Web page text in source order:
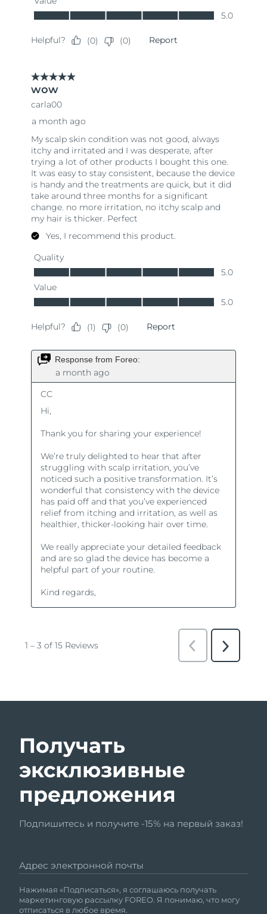
Получать
эксклюзивные
предложения
Подпишитесь и получите -15% на первый заказ!
Адрес электронной почты
Нажимая «Подписаться», я соглашаюсь получать
маркетинговую рассылку FOREO. Я понимаю, что могу
отписаться в любое время.